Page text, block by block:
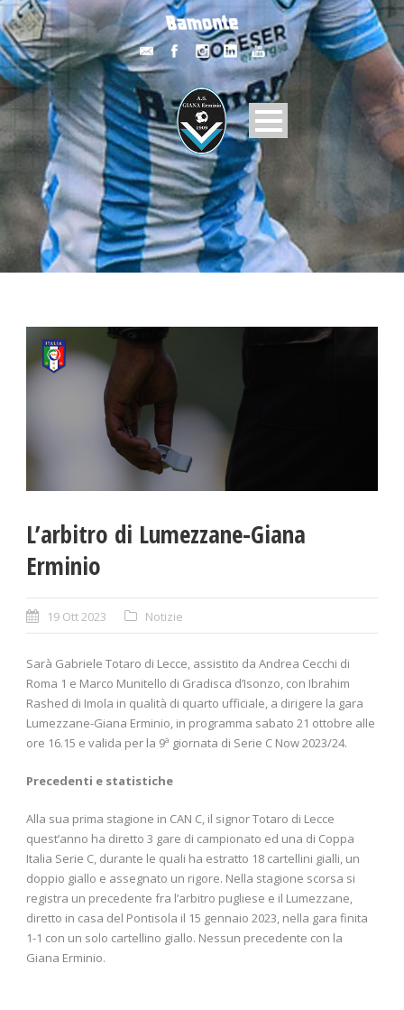
L’arbitro di Lumezzane-Giana
Erminio
19 Ott 2023 Notizie
Sarà Gabriele Totaro di Lecce, assistito da Andrea Cecchi di
Roma 1 e Marco Munitello di Gradisca d’Isonzo, con Ibrahim
Rashed di Imola in qualità di quarto ufficiale, a dirigere la gara
Lumezzane-Giana Erminio, in programma sabato 21 ottobre alle
ore 16.15 e valida per la 9ª giornata di Serie C Now 2023/24.
Precedenti e statistiche
Alla sua prima stagione in CAN C, il signor Totaro di Lecce
quest’anno ha diretto 3 gare di campionato ed una di Coppa
Italia Serie C, durante le quali ha estratto 18 cartellini gialli, un
doppio giallo e assegnato un rigore. Nella stagione scorsa si
registra un precedente fra l’arbitro pugliese e il Lumezzane,
diretto in casa del Pontisola il 15 gennaio 2023, nella gara finita
1-1 con un solo cartellino giallo. Nessun precedente con la
Giana Erminio.